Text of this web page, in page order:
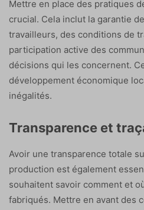
Mettre en place des pratiques
crucial. Cela inclut la garantie
travailleurs, des conditions de
participation active des
décisions qui les concernent.
développement économique
inégalités.
Transparence et
Avoir une transparence totale
production est également
souhaitent savoir comment et
fabriqués. Mettre en avant des